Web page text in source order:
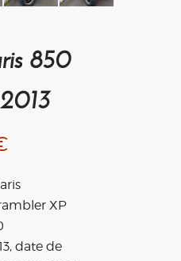
850
XP
date de